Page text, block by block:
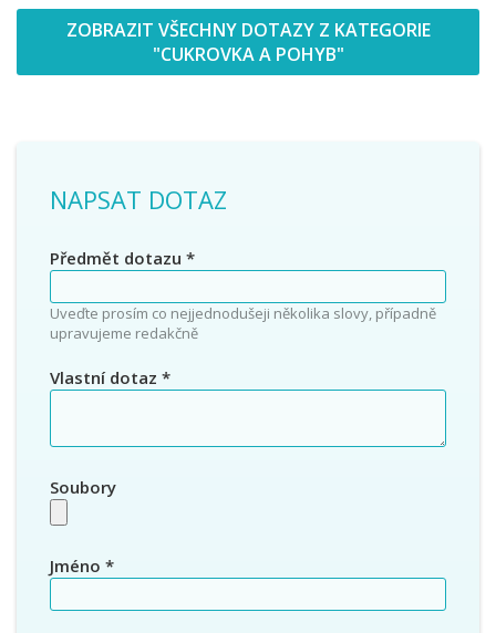
ZOBRAZIT VŠECHNY DOTAZY Z KATEGORIE
"CUKROVKA A POHYB"
NAPSAT DOTAZ
Předmět dotazu *
Uveďte prosím co nejjednodušeji několika slovy, případně
upravujeme redakčně
Vlastní dotaz *
Soubory
Jméno *